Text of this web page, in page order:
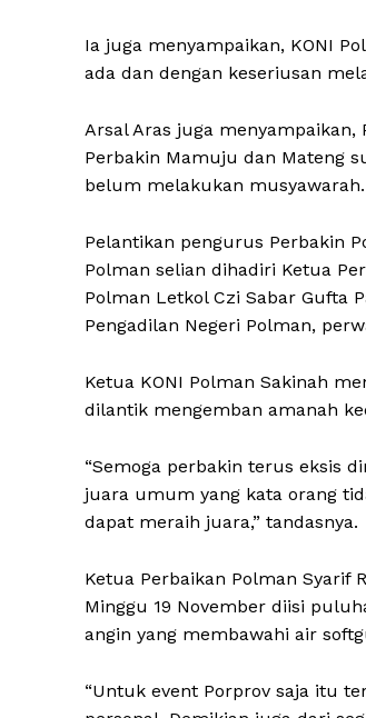
Ia juga menyampaikan, KONI
ada dan dengan keseriusan
Arsal Aras juga
Perbakin Mamuju dan Mateng
belum melakukan musyawarah.
Pelantikan pengurus Perbakin
Polman selian dihadiri Ketua
Polman Letkol Czi Sabar Gufta
Pengadilan Negeri Polman,
Ketua KONI Polman Sakinah
dilantik mengemban amanah
“Semoga perbakin terus eksis
juara umum yang kata orang
dapat meraih juara,” tandasnya.
Ketua Perbaikan Polman Syarif
Minggu 19 November diisi
angin yang membawahi air
“Untuk event Porprov saja itu